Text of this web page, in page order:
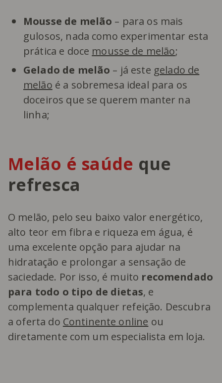
Mousse de melão – para os mais
gulosos, nada como experimentar esta
prática e doce mousse de melão;
Gelado de melão – já este gelado de
melão é a sobremesa ideal para os
doceiros que se querem manter na
linha;
Melão é saúde que
refresca
O melão, pelo seu baixo valor energético,
alto teor em fibra e riqueza em água, é
uma excelente opção para ajudar na
hidratação e prolongar a sensação de
saciedade. Por isso, é muito recomendado
para todo o tipo de dietas, e
complementa qualquer refeição. Descubra
a oferta do Continente online ou
diretamente com um especialista em loja.